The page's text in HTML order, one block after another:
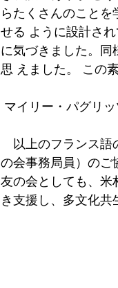
らたくさんのこと
せる ように設計さ
に気づきました。同
思 えました。 この
マイリー・パグリ
以上のフランス語
の会事務局員）のご
友の会としても、米
き支援し、多文化
事務